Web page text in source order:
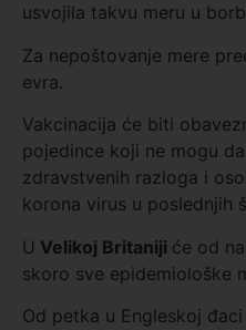
usvojila takvu meru u
Za nepoštovanje mere
evra.
Vakcinacija će biti
pojedince koji ne mogu
zdravstvenih razloga i
korona virus u poslednjih
U Velikoj Britaniji će od
skoro sve epidemiološke
Od petka u Engleskoj